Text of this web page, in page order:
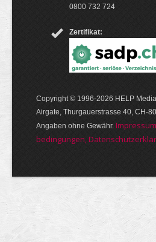
0800 732 724
Zertifikat:
Copyright © 1996-2026 HELP
Airgate, Thurgauer­strasse 40, CH-
Angaben ohne Gewähr. Im­pres­sum
bedin­gungen,